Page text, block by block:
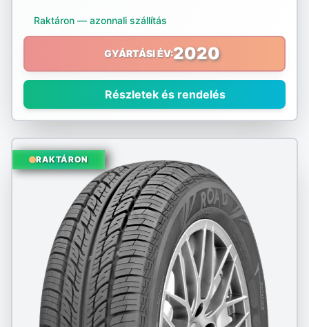
Nexen
Nordex
Nortenha
Optimo
Ovation
Pirelli
Platin
PointS
Radar
Riken
Raktáron — azonnali szállítás
GYÁRTÁSI ÉV:2020
Részletek és rendelés
RAKTÁRON